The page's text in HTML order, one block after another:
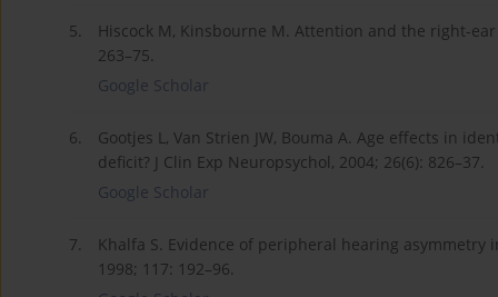
5.
Hiscock M, Kinsbourne M. Attention and the right-
263–75.
Google Scholar
6.
Gootjes L, Van Strien JW, Bouma A. Age effects in
deficit? J Clin Exp Neuropsychol, 2004; 26(6): 826–37.
Google Scholar
7.
Khalfa S. Evidence of peripheral hearing asymmetry
1998; 117: 192–96.